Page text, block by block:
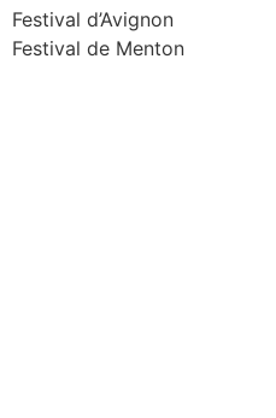
Festival d’Avignon
Festival de Menton